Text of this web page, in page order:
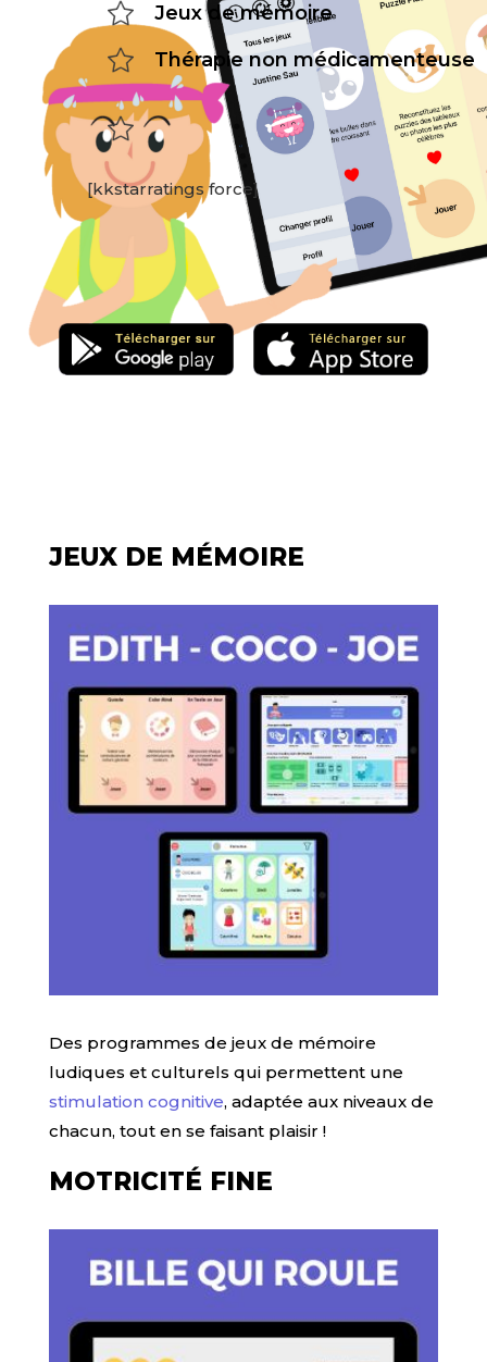
Jeux de mémoire
Thérapie non médicamenteuse
[kkstarratings force]
JEUX DE MÉMOIRE
Des programmes de jeux de mémoire
ludiques et culturels qui permettent une
stimulation cognitive, adaptée aux niveaux de
chacun, tout en se faisant plaisir !
MOTRICITÉ FINE